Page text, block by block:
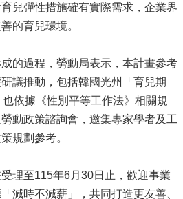
兒彈性措施確有實際需求，企業界
的育兒環境。
過程，勞動局表示，本計畫參考
議推動，包括韓國光州「育兒期
依據《性別平等工作法》相關規
動政策諮詢會，邀集專家學者及工
規劃參考。
至115年6月30日止，歡迎事業
減時不減薪」，共同打造更友善、